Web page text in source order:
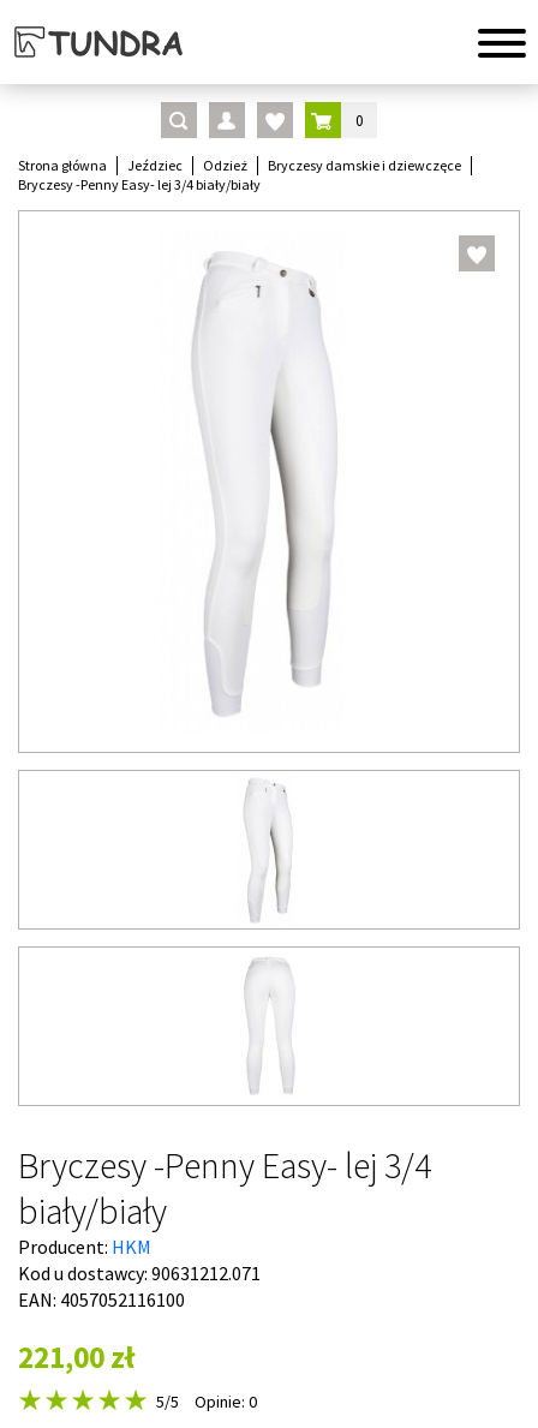
0
Strona główna Jeździec Odzież
Bryczesy damskie i dziewczęce
Bryczesy -Penny Easy- lej 3/4 biały/biały
Bryczesy -Penny Easy- lej 3/4
biały/biały
Producent: HKM
Kod u dostawcy: 90631212.071
EAN: 4057052116100
221,00 zł
5/5 Opinie: 0